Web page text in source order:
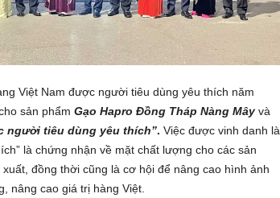
Việt Nam được người tiêu dùng yêu thích năm
sản phẩm Gạo Hapro Đồng Tháp Nàng Mâyvà
người tiêu dùng yêu thích”. Việc được vinh danh là
là chứng nhận về mặt chất lượng cho các sản
đồng thời cũng là cơ hội để nâng cao hình ảnh
nâng cao giá trị hàng Việt.